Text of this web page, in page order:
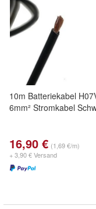
10m Batteriekabel
6mm² Stromkabel
16,90 € (1,69 €/m)
+ 3,90 € Versand